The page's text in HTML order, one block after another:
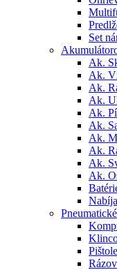
Set
Ak.
Ak.
Ak.
Ak.
Ak.
Ak.
Ak.
Ak.
Ak.
Ak.